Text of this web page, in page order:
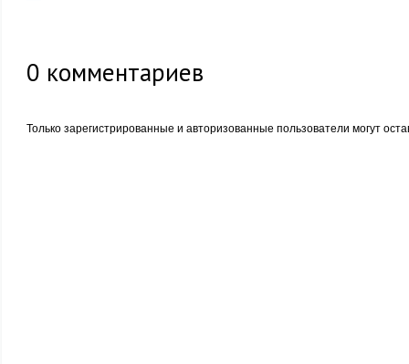
0 комментариев
Только зарегистрированные и авторизованные пользователи могут